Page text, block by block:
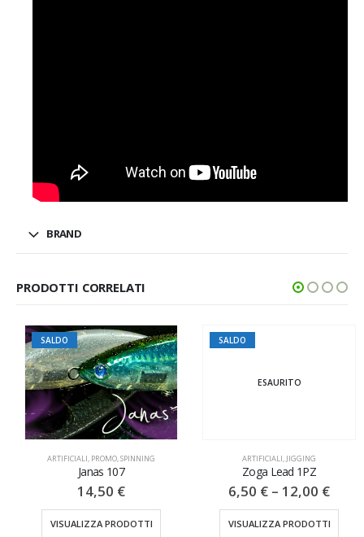
BRAND
PRODOTTI CORRELATI
SALDO
ARTIFICIALI,PROMO,SPINNING
Janas 107
14,50€
VISUALIZZA PRODOTTI
SALDO
ESAURITO
ARTIFICIALI,JIGGING
Zoga Lead 1PZ
6,50€ –12,00€
VISUALIZZA PRODOTTI